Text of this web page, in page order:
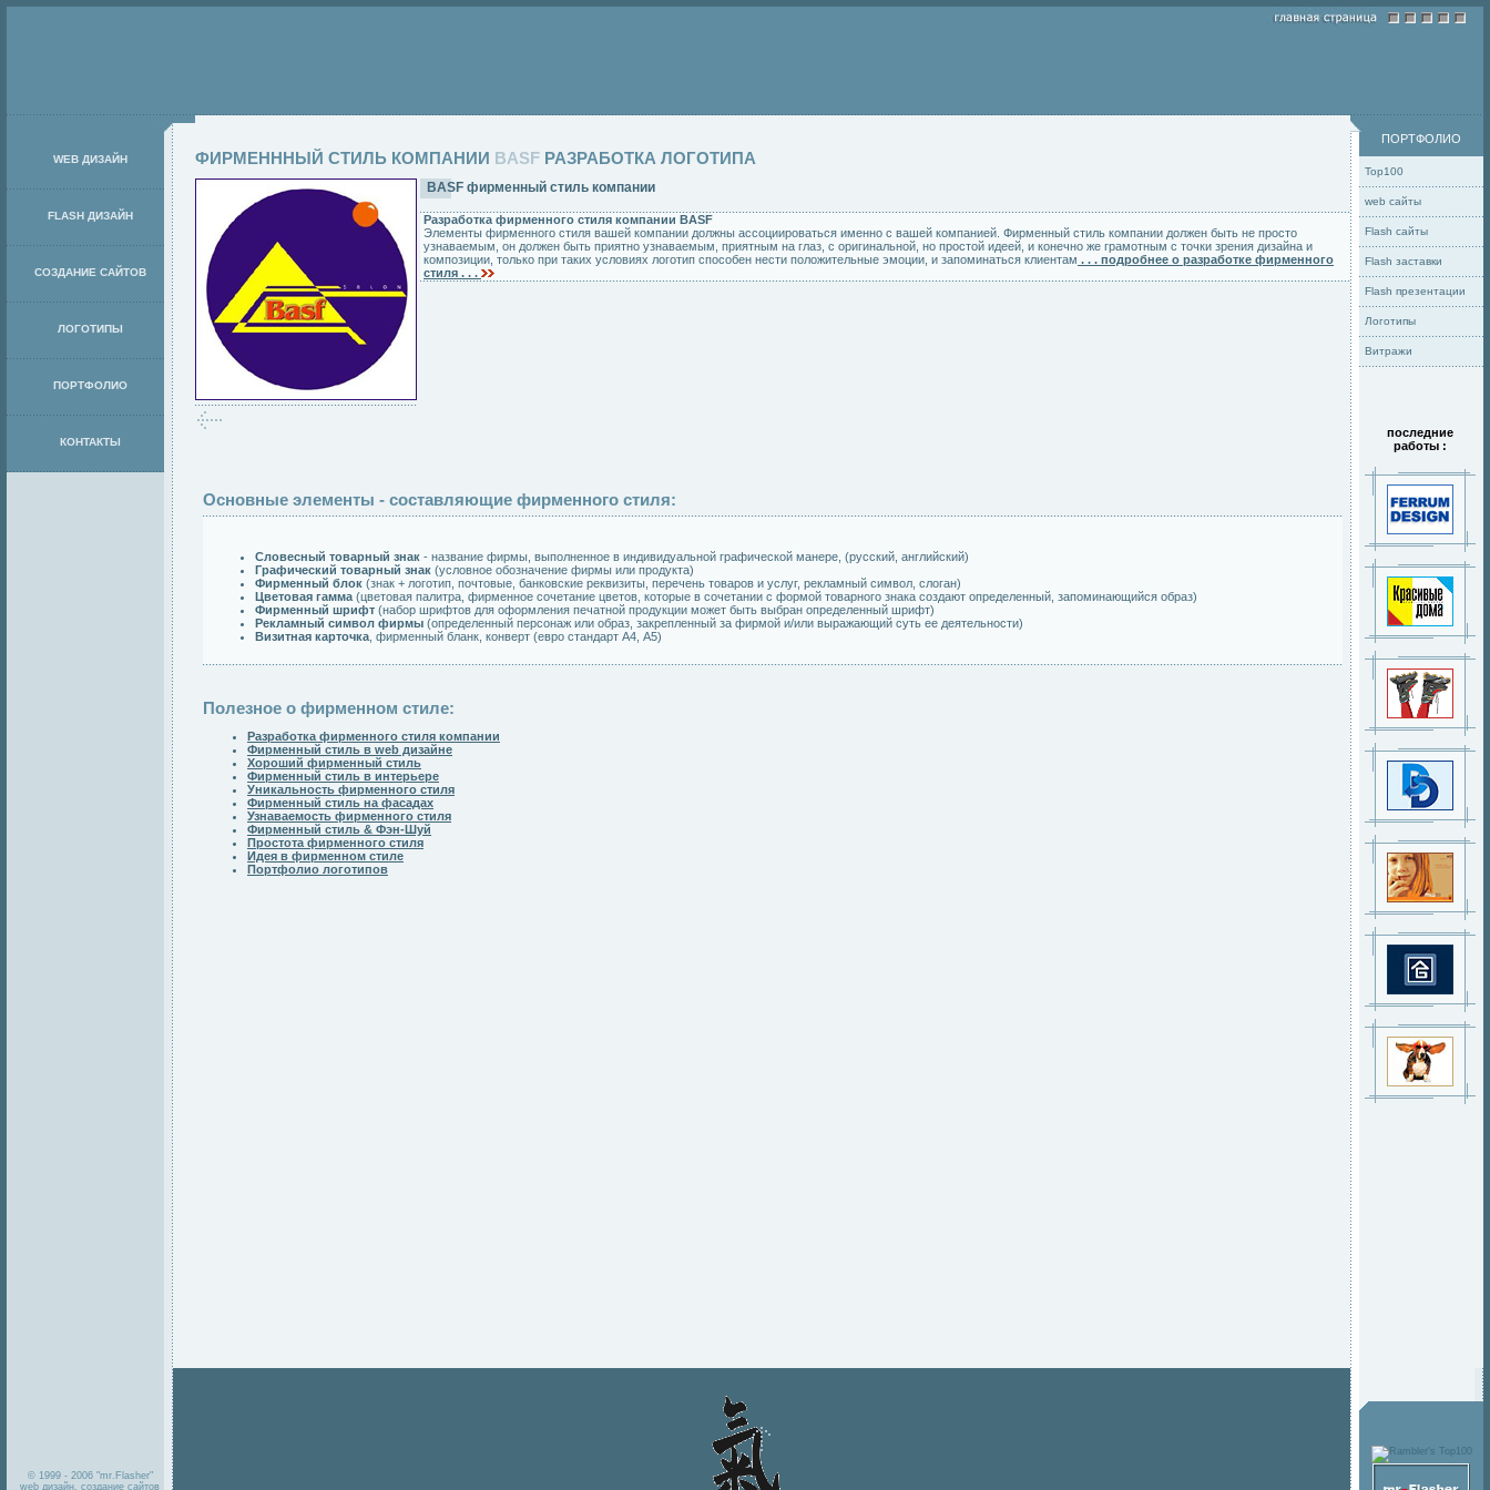
ФИРМЕНННЫЙ СТИЛЬ КОМПАНИИ BASF РАЗРАБОТКА ЛОГОТИПА
BASF фирменный стиль компании
Разработка фирменного стиля компании BASF
Элементы фирменного стиля вашей компании должны ассоциироваться именно с вашей компанией. Фирменный стиль компании должен быть не просто
узнаваемым, он должен быть приятно узнаваемым, приятным на глаз, с оригинальной, но простой идеей, и конечно же грамотным с точки зрения дизайна и
композиции, только при таких условиях логотип способен нести положительные эмоции, и запоминаться клиентам . . . подробнее о разработке фирменного
стиля . . .
Основные элементы - составляющие фирменного стиля:
Словесный товарный знак - название фирмы, выполненное в индивидуальной графической манере, (русский, английский)
Графический товарный знак (условное обозначение фирмы или продукта)
Фирменный блок (знак + логотип, почтовые, банковские реквизиты, перечень товаров и услуг, рекламный символ, слоган)
Цветовая гамма (цветовая палитра, фирменное сочетание цветов, которые в сочетании с формой товарного знака создают определенный, запоминающийся образ)
Фирменный шрифт (набор шрифтов для оформления печатной продукции может быть выбран определенный шрифт)
Рекламный символ фирмы (определенный персонаж или образ, закрепленный за фирмой и/или выражающий суть ее деятельности)
Визитная карточка , фирменный бланк, конверт (евро стандарт А4, А5)
Полезное о фирменном стиле:
Разработка фирменного стиля компании
Фирменный стиль в web дизайне
Хороший фирменный стиль
Фирменный стиль в интерьере
Уникальность фирменного стиля
Фирменный стиль на фасадах
Узнаваемость фирменного стиля
Фирменный стиль & Фэн-Шуй
Простота фирменного стиля
Идея в фирменном стиле
Портфолио логотипов
WEB ДИЗАЙН
FLASH ДИЗАЙН
СОЗДАНИЕ САЙТОВ
ЛОГОТИПЫ
ПОРТФОЛИО
КОНТАКТЫ
ПОРТФОЛИО
Top100
web сайты
Flash сайты
Flash заставки
Flash презентации
Логотипы
Витражи
последние
работы :
© 1999 - 2006 "mr.Flasher"
web дизайн, создание сайтов